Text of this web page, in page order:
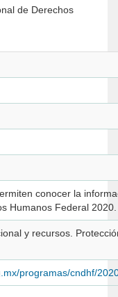
conocer la
Humanos Federal 2020.
y recursos.
programas/cndhf/